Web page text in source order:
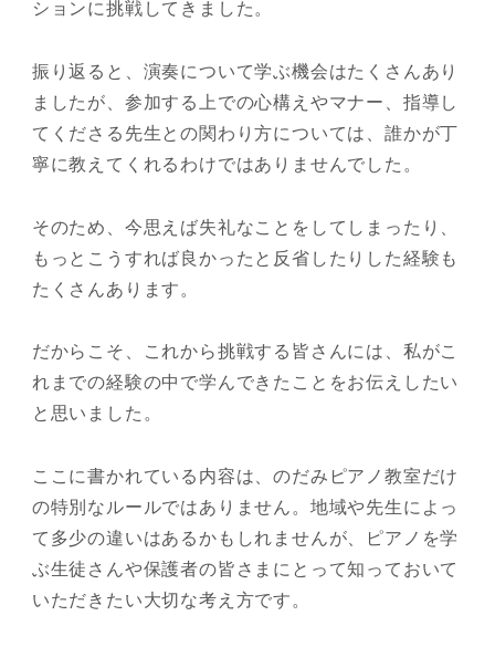
ションに挑戦してきました。
振り返ると、演奏について学ぶ機会はたくさんあり
ましたが、参加する上での心構えやマナー、指導し
てくださる先生との関わり方については、誰かが丁
寧に教えてくれるわけではありませんでした。
そのため、今思えば失礼なことをしてしまったり、
もっとこうすれば良かったと反省したりした経験も
たくさんあります。
だからこそ、これから挑戦する皆さんには、私がこ
れまでの経験の中で学んできたことをお伝えしたい
と思いました。
ここに書かれている内容は、のだみピアノ教室だけ
の特別なルールではありません。地域や先生によっ
て多少の違いはあるかもしれませんが、ピアノを学
ぶ生徒さんや保護者の皆さまにとって知っておいて
いただきたい大切な考え方です。